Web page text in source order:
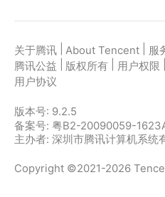
关于腾讯 About Tencent 服
腾讯公益
版权所有 用户权限
用户协议
版本号: 9.2.5
备案号: 粤B2-20090059-
主办者: 深圳市腾讯计算机系统
Copyright ©2021-2026